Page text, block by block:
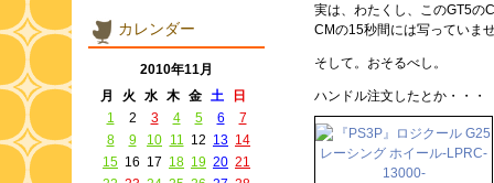
実は、わたくし、このGT5の
CMの15秒間には写っていま
そして。おそるべし。
ハンドル注文したとか・・・
カレンダー
2010年11月
月
火 水 木 金 土 日
1 2 3 4 5 6
7
8
9 10 11 12 13 14
15 16 17 18 19 20 21